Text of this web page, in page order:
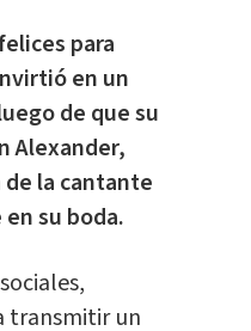
para
en un
de que su
Alexander,
de la cantante
su boda.
transmitir un